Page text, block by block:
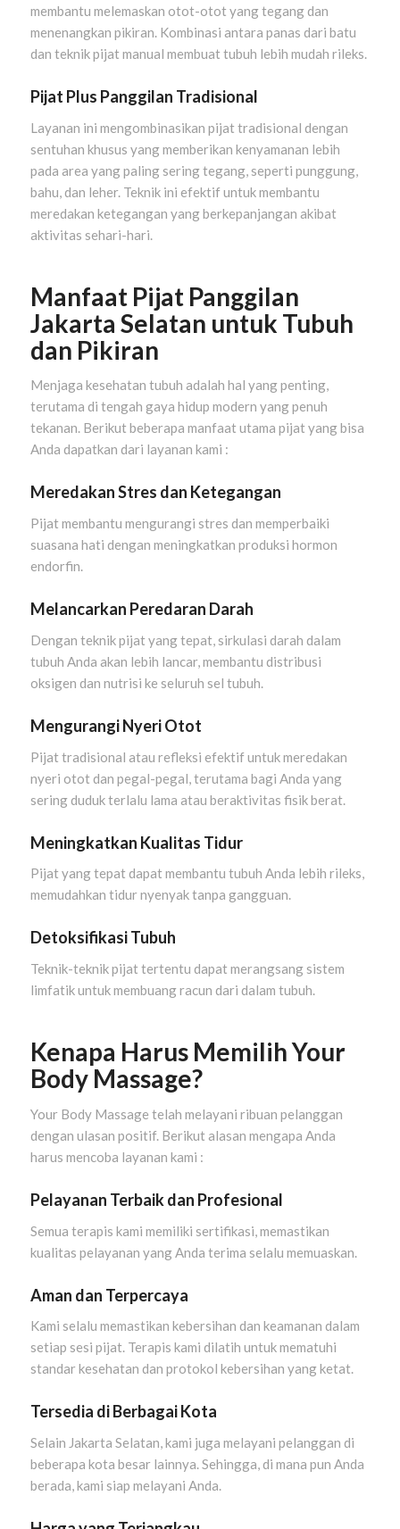
membantu melemaskan otot-otot yang tegang dan
menenangkan pikiran. Kombinasi antara panas dari batu
dan teknik pijat manual membuat tubuh lebih mudah rileks.
Pijat Plus Panggilan Tradisional
Layanan ini mengombinasikan pijat tradisional dengan
sentuhan khusus yang memberikan kenyamanan lebih
pada area yang paling sering tegang, seperti punggung,
bahu, dan leher. Teknik ini efektif untuk membantu
meredakan ketegangan yang berkepanjangan akibat
aktivitas sehari-hari.
Manfaat Pijat Panggilan
Jakarta Selatan untuk Tubuh
dan Pikiran
Menjaga kesehatan tubuh adalah hal yang penting,
terutama di tengah gaya hidup modern yang penuh
tekanan. Berikut beberapa manfaat utama pijat yang bisa
Anda dapatkan dari layanan kami :
Meredakan Stres dan Ketegangan
Pijat membantu mengurangi stres dan memperbaiki
suasana hati dengan meningkatkan produksi hormon
endorfin.
Melancarkan Peredaran Darah
Dengan teknik pijat yang tepat, sirkulasi darah dalam
tubuh Anda akan lebih lancar, membantu distribusi
oksigen dan nutrisi ke seluruh sel tubuh.
Mengurangi Nyeri Otot
Pijat tradisional atau refleksi efektif untuk meredakan
nyeri otot dan pegal-pegal, terutama bagi Anda yang
sering duduk terlalu lama atau beraktivitas fisik berat.
Meningkatkan Kualitas Tidur
Pijat yang tepat dapat membantu tubuh Anda lebih rileks,
memudahkan tidur nyenyak tanpa gangguan.
Detoksifikasi Tubuh
Teknik-teknik pijat tertentu dapat merangsang sistem
limfatik untuk membuang racun dari dalam tubuh.
Kenapa Harus Memilih Your
Body Massage?
Your Body Massage telah melayani ribuan pelanggan
dengan ulasan positif. Berikut alasan mengapa Anda
harus mencoba layanan kami :
Pelayanan Terbaik dan Profesional
Semua terapis kami memiliki sertifikasi, memastikan
kualitas pelayanan yang Anda terima selalu memuaskan.
Aman dan Terpercaya
Kami selalu memastikan kebersihan dan keamanan dalam
setiap sesi pijat. Terapis kami dilatih untuk mematuhi
standar kesehatan dan protokol kebersihan yang ketat.
Tersedia di Berbagai Kota
Selain Jakarta Selatan, kami juga melayani pelanggan di
beberapa kota besar lainnya. Sehingga, di mana pun Anda
berada, kami siap melayani Anda.